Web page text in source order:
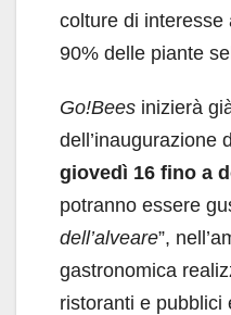
colture di interesse
90% delle piante
Go!Bees inizierà
dell’inaugurazione
giovedì 16 fino a
potranno essere
dell’alveare”,
gastronomica
ristoranti e pubblici